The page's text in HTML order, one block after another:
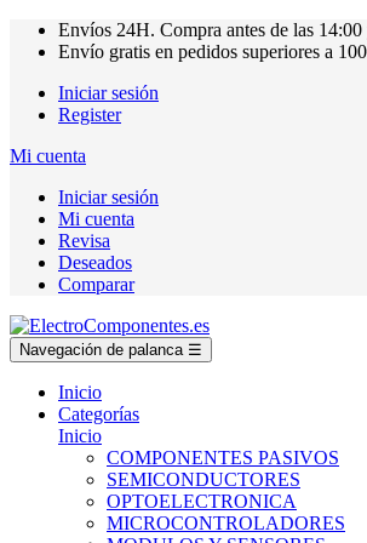
Envíos 24H. Compra antes de las 14:00
Envío gratis en pedidos superiores a
Iniciar sesión
Register
Mi cuenta
Iniciar sesión
Mi cuenta
Revisa
Deseados
Comparar
Navegación de palanca ☰
Inicio
Categorías
Inicio
COMPONENTES PASIVOS
SEMICONDUCTORES
OPTOELECTRONICA
MICROCONTROLADORES